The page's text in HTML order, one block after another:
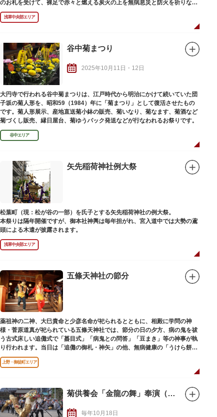
のお札を受けて、裸足で赤々と燃える炭火の上を無病息災と防火を祈りなが
ら渡ります。
浅草中央部エリア
谷中菊まつり
2025年10月11日・12日
大円寺で行われる谷中菊まつりは、江戸時代から明治にかけて続いていた団
子坂の菊人形を、昭和59（1984）年に「菊まつり」として復活させたもの
です。菊人形展示、産地直送菊小鉢の販売、菊いなり、菊なます、菊酒など
菊づくし販売、縁日屋台、菊ゆうパック発送などが行なわれるお祭りです。
谷中エリア
矢先稲荷神社例大祭
松葉町（現：松が谷の一部）を氏子とする矢先稲荷神社の例大祭。
本祭りは隔年開催ですが、御本社神輿は毎年担がれ、宮入道中では大勢の鳶
頭による木遣が披露されます。
浅草中央部エリア
五條天神社の節分
薬祖神の二神、大巳貴命と少彦名命が祀られるとともに、相殿に学問の神
様・菅原道真が祀られている五條天神社では、節分の日の夕方、病の鬼を祓
う古式床しい追儺式で「蟇目式」「病鬼との問答」「豆まき」等の神事が執
り行われます。当日は「追儺の御札・神矢」の他、無病健康の「うけら餅」
や「鬼討ち豆・福杓文字」が受けられます。
上野・御徒町エリア
菊供養会「金龍の舞」奉演（秋）
毎年10月18日